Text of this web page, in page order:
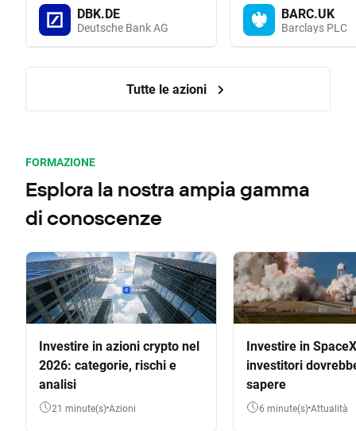
DBK.DE
Deutsche Bank AG
BARC.UK
Barclays PLC
Tutte le azioni
FORMAZIONE
Esplora la nostra ampia gamma
di conoscenze
Investire in azioni crypto nel
2026: categorie, rischi e
analisi
21 minute(s) Azioni
Investire in
investitori
sapere
6 minute(s) Attualità